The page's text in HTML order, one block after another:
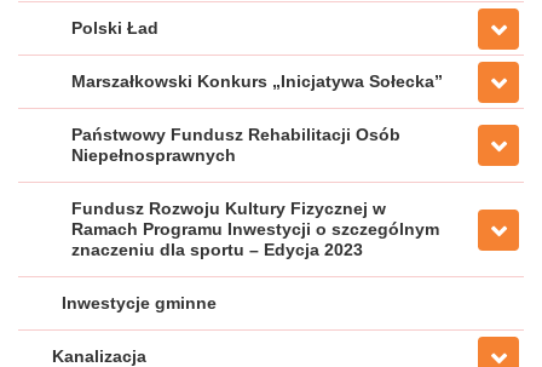
Polski Ład
Marszałkowski Konkurs „Inicjatywa Sołecka”
Państwowy Fundusz Rehabilitacji Osób
Niepełnosprawnych
Fundusz Rozwoju Kultury Fizycznej w
Ramach Programu Inwestycji o szczególnym
znaczeniu dla sportu – Edycja 2023
Inwestycje gminne
Kanalizacja